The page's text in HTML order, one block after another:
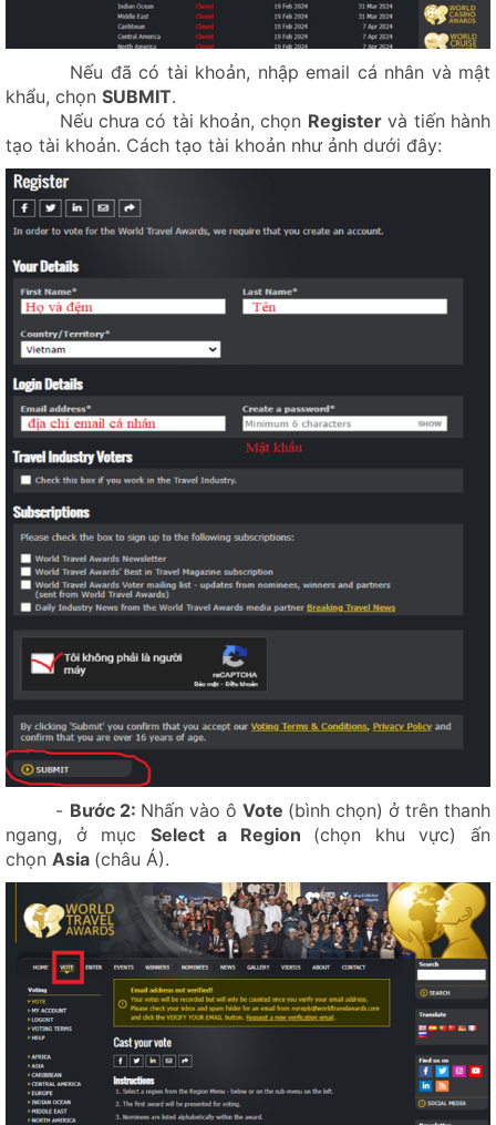
Nếu đã có tài khoản, nhập email cá nhân và mật
khẩu, chọn SUBMIT.
Nếu chưa có tài khoản, chọn Registervà tiến hành
tạo tài khoản. Cách tạo tài khoản như ảnh dưới đây:
- Bước 2: Nhấn vào ô Vote (bình chọn) ở trên thanh
ngang, ở mục Select a Region (chọn khu vực) ấn
chọn Asia (châu Á).
Rừng Voọc mũi hếch - Snub-nosed Monkey Forest
Thác núi Ba Tiên - Three Fairy Mountain Stream
Hợp tác xã dệt người Tày - Tay Textile Cooperative
Toàn cảnh hẻm vực Nậm Lang - Nam Lang Canyon
Panorama
Đồn Pháp Đường Thượng - Duong Thuong French Fortress
Rừng chè cổ thụ Ngam La - Ngam La Ancient Forest of Teas
Mỏ Antimon - Mậu Duệ / Mau Due Antimony Mine
Cua chữ M - Snake Pass
Thiết Giao Long Phá Thạch - Stone Crocodile
Điểm Cực Bắc - Northernmost Point of Vietnam
Cổng trời Quản Bạ - Quan Ba Heaven Gate
Ngọc Bích Nho Quế - Hẻm vực Tu Sản / Emerald Nho Que -
Tu San Canyon
Thạch Kê - Thạch Khuyển / Rooster-shaped Rock - Dog-
shaped Rock